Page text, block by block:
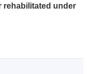
rehabilitated under